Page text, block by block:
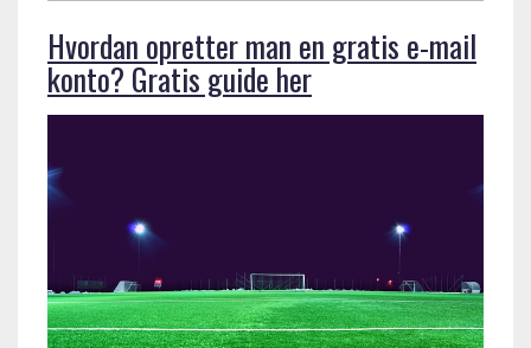
Hvordan opretter man en gratis e-mail
konto? Gratis guide her